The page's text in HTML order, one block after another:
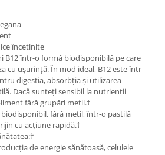
încetinite
B12 într-o formă biodisponibilă pe care
cu ușurință. În mod ideal, B12 este într-
digestia, absorbția și utilizarea
Dacă sunteți sensibil la nutrienții
fără grupări metil.†
fără metil, într-o pastilă
cu acțiune rapidă.†
de energie sănătoasă, celulele